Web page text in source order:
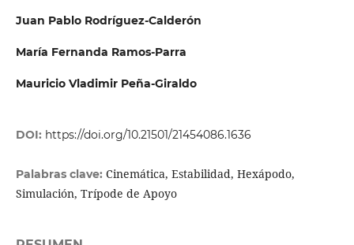
Juan Pablo Rodríguez-Calderón
María Fernanda Ramos-Parra
Mauricio Vladimir Peña-Giraldo
DOI: https://doi.org/10.21501/21454086.1636
Palabras clave: Cinemática, Estabilidad, Hexápodo,
Simulación, Trípode de Apoyo